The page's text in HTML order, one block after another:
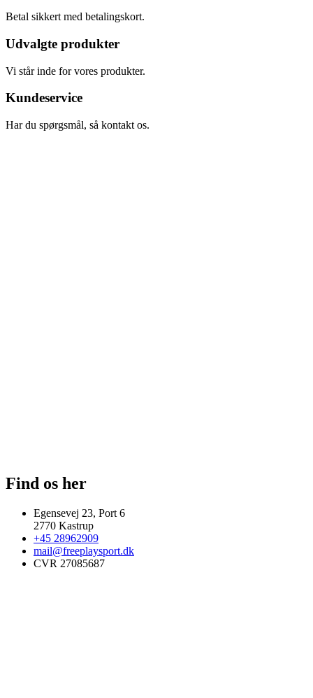
Betal sikkert med betalingskort.
Udvalgte produkter
Vi står inde for vores produkter.
Kundeservice
Har du spørgsmål, så kontakt os.
Find os her
Egensevej 23, Port 6
2770 Kastrup
+45 28962909
mail@freeplaysport.dk
CVR 27085687